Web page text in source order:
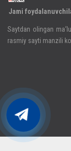
Jami
Saytdan olingan
rasmiy sayti manzili